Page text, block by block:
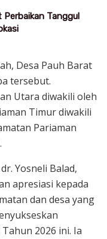
Perbaikan Tanggul
Desa Pauh Barat
tersebut.
Utara diwakili oleh
Timur diwakili
Pariaman
Yosneli Balad,
apresiasi kepada
dan desa yang
2026 ini. Ia